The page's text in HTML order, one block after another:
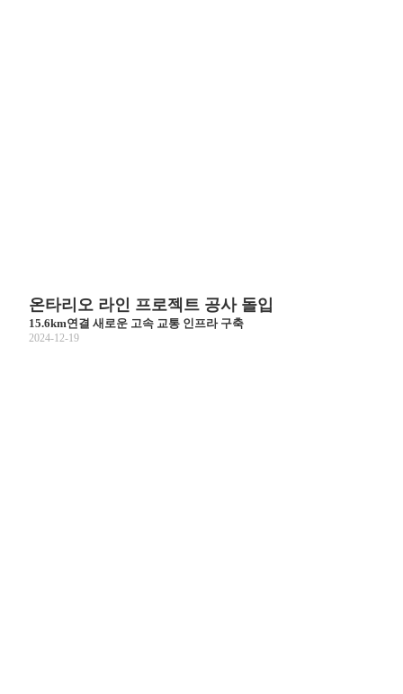
온타리오 라인 프로젝트 공사 돌입
15.6km연결 새로운 고속 교통 인프라 구축
2024-12-19